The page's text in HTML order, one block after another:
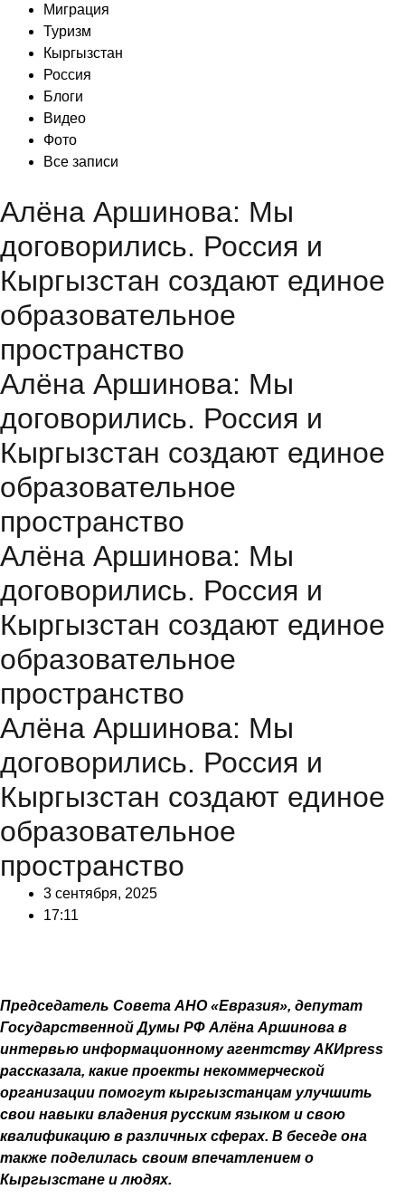
Миграция
Туризм
Кыргызстан
Россия
Блоги
Видео
Фото
Все записи
Алёна Аршинова: Мы
договорились. Россия и
Кыргызстан создают единое
образовательное
пространство
Алёна Аршинова: Мы
договорились. Россия и
Кыргызстан создают единое
образовательное
пространство
Алёна Аршинова: Мы
договорились. Россия и
Кыргызстан создают единое
образовательное
пространство
Алёна Аршинова: Мы
договорились. Россия и
Кыргызстан создают единое
образовательное
пространство
3 сентября, 2025
17:11
Председатель Совета АНО «Евразия», депутат
Государственной Думы РФ Алёна Аршинова в
интервью информационному агентству АКИpress
рассказала, какие проекты некоммерческой
организации помогут кыргызстанцам улучшить
свои навыки владения русским языком и свою
квалификацию в различных сферах. В беседе она
также поделилась своим впечатлением о
Кыргызстане и людях.